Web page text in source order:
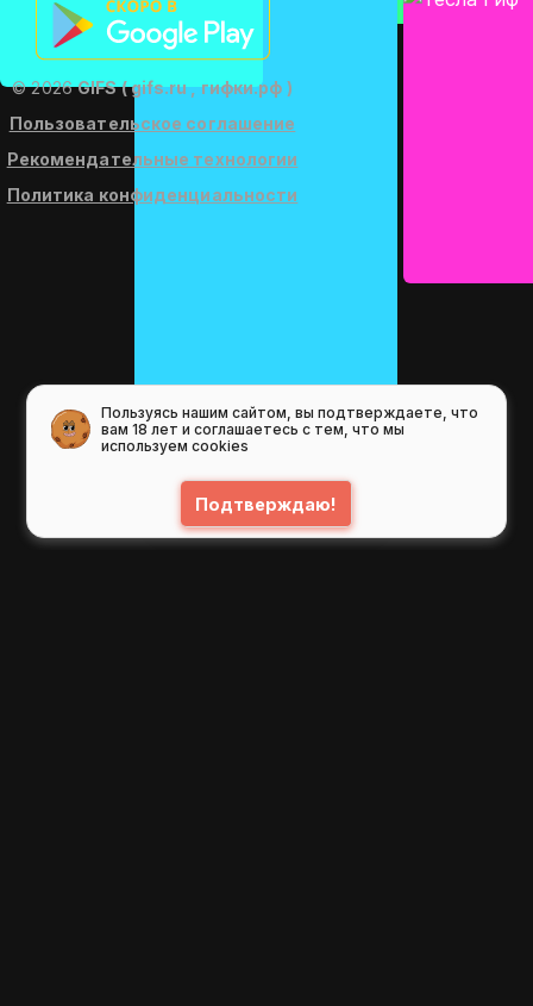
© 2026GIFS ( gifs.ru , гифки.рф )
Пользовательское соглашение
Рекомендательные технологии
Политика конфиденциальности
Пользуясь нашим сайтом, вы подтверждаете, что
вам 18 лет и соглашаетесь с тем, что мы
используем cookies
Подтверждаю!